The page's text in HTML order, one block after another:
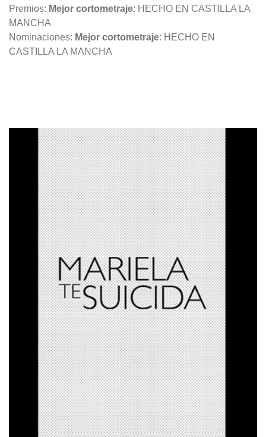
Premios: Mejor cortometraje: HECHO EN CASTILLA LA
MANCHA
Nominaciones: Mejor cortometraje: HECHO EN
CASTILLA LA MANCHA